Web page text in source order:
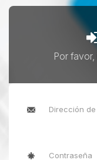
Por favor,